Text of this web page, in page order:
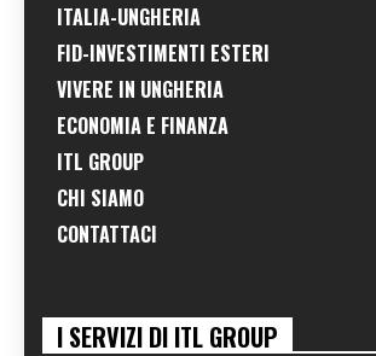
ITALIA-UNGHERIA
FID-INVESTIMENTI ESTERI
VIVERE IN UNGHERIA
ECONOMIA E FINANZA
ITL GROUP
CHI SIAMO
CONTATTACI
I SERVIZI DI ITL GROUP